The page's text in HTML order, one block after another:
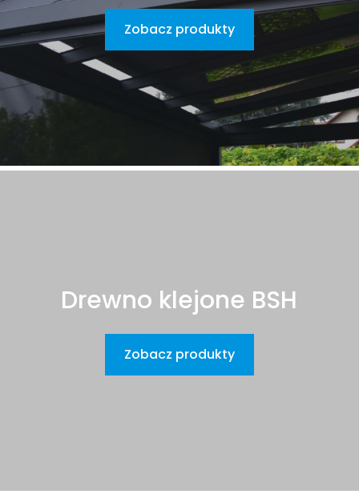
Zobacz produkty
Drewno klejone BSH
Zobacz produkty